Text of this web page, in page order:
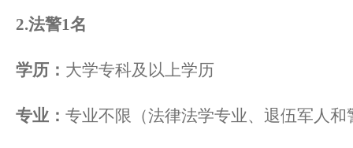
2.法警1名
学历： 大学专科及以上学历
专业： 专业不限（法律法学专业、退伍军人和